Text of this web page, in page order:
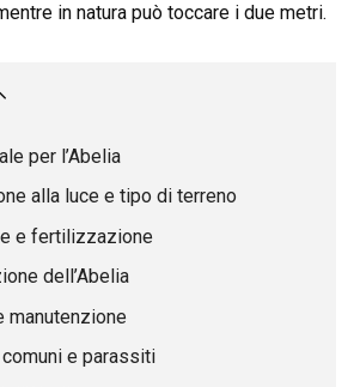
in natura può toccare i due metri.
per l’Abelia
alla luce e tipo di terreno
e fertilizzazione
dell’Abelia
manutenzione
e parassiti